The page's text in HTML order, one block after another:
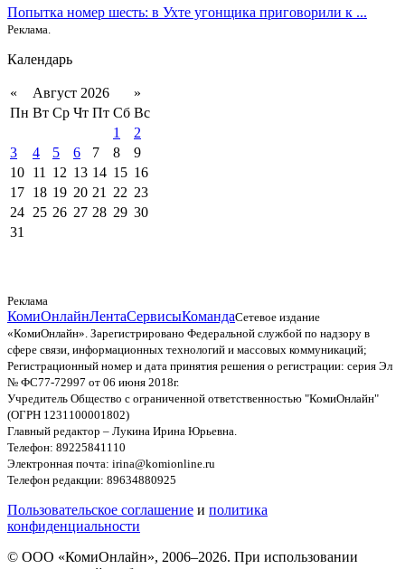
Попытка номер шесть: в Ухте угонщика приговорили к ...
Реклама.
Календарь
« Август 2026
»
Пн Вт Ср Чт Пт Сб Вс
1
2
3
4 5 6 7 8
9
10 11 12 13 14 15 16
17 18 19 20 21 22 23
24 25 26 27 28 29 30
31
Реклама
КомиОнлайнЛентаСервисыКомандаСетевое издание
«КомиОнлайн». Зарегистрировано Федеральной службой по надзору в
сфере связи, информационных технологий и массовых коммуникаций;
Регистрационный номер и дата принятия решения о регистрации: серия Эл
№ ФС77-72997 от 06 июня 2018г.
Учредитель Общество с ограниченной ответственностью "КомиОнлайн"
(ОГРН 1231100001802)
Главный редактор – Лукина Ирина Юрьевна.
Телефон: 89225841110
Электронная почта: irina@komionline.ru
Телефон редакции: 89634880925
Пользовательское соглашение и политика
конфиденциальности
© ООО «КомиОнлайн», 2006–2026. При использовании